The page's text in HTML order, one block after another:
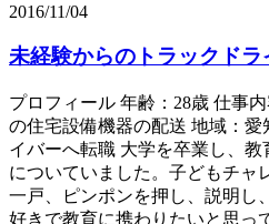
2016/11/04
未経験からのトラックド
プロフィール 年齢：28歳 仕事
の住宅設備機器の配送 地域：
イバーへ転職 大学を卒業し、
についていました。子どもチャ
一戸、ピンポンを押し、説明し
好きで教育に携わりたいと思っ